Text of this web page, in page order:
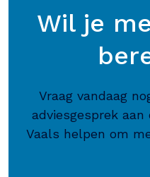
Wil je
Vraag vandaag
adviesgesprek
Vaals helpen om